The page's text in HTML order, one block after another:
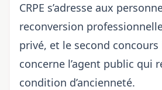
CRPE s’adresse aux
reconversion
privé, et le second concours
concerne l’agent public qui
condition d’ancienneté.